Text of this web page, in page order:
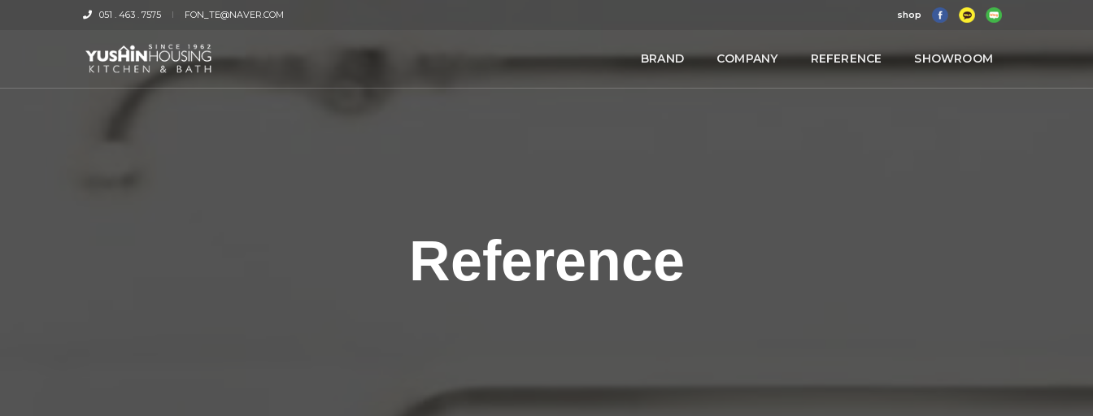
051 . 463 . 7575 FON_TE@NAVER.COM shop
BRAND COMPANY REFERENCE SHOWROOM
Reference